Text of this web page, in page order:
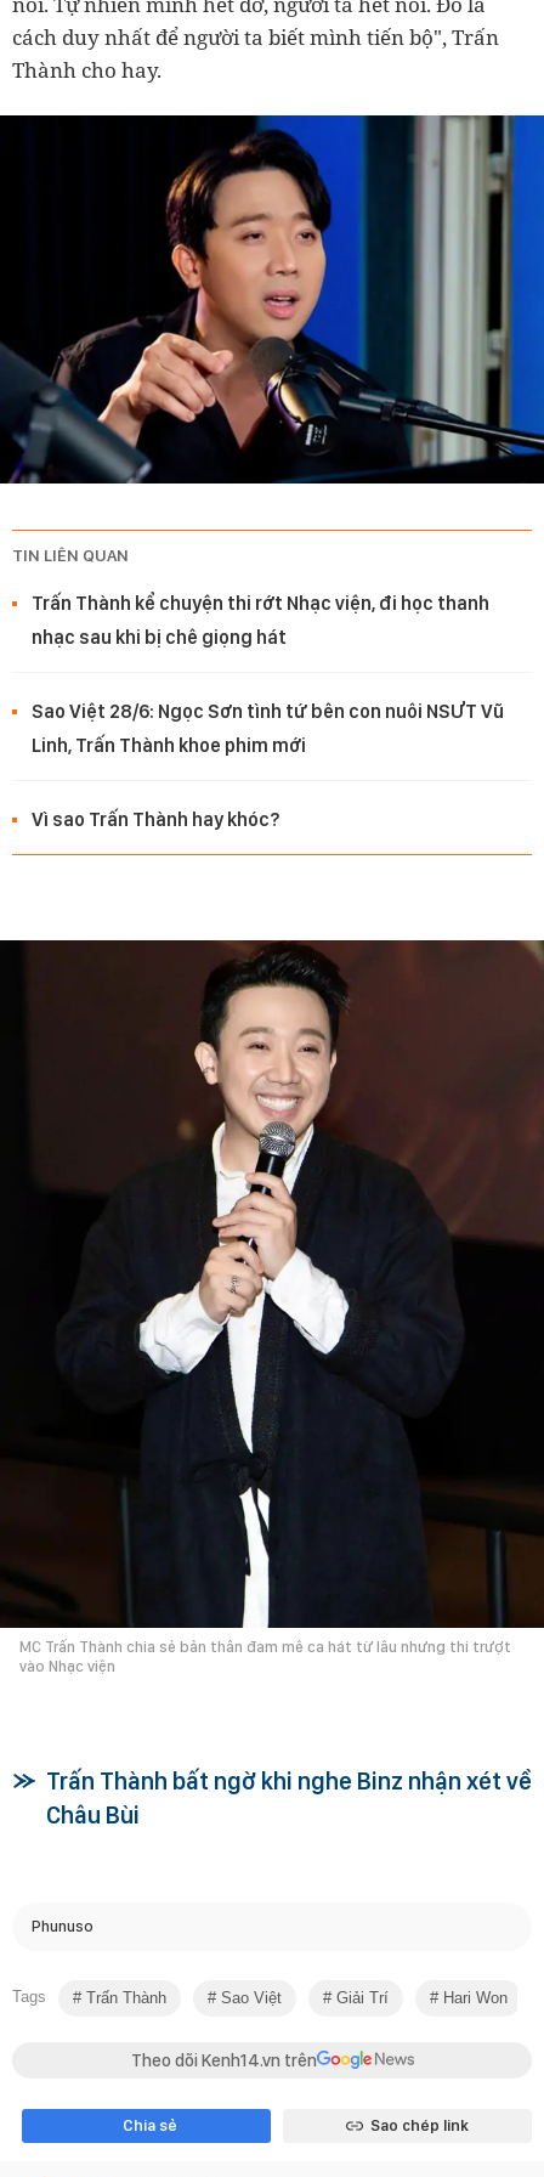
cách duy nhất để người ta biết mình tiến bộ", Trấn
Thành cho hay.
TIN LIÊN QUAN
Trấn Thành kể chuyện thi rớt Nhạc viện, đi học thanh
nhạc sau khi bị chê giọng hát
Sao Việt 28/6: Ngọc Sơn tình tứ bên con nuôi NSƯT Vũ
Linh, Trấn Thành khoe phim mới
Vì sao Trấn Thành hay khóc?
MC Trấn Thành chia sẻ bản thân đam mê ca hát từ lâu nhưng thi trượt
vào Nhạc viện
Trấn Thành bất ngờ khi nghe Binz nhận xét về
Châu Bùi
Phunuso
Tags Trấn Thành Sao Việt Giải Trí Hari Won
Theo dõi Kenh14.vn trên
Chia sẻ Sao chép link